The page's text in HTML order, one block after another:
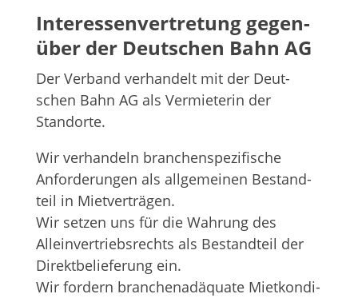
Inter­es­sen­ver­tre­tung gegen­
über der Deut­schen Bahn AG
Der Ver­band ver­han­delt mit der Deut­
schen Bahn AG als Ver­mie­te­rin der
Standorte.
Wir ver­han­deln bran­chen­spe­zi­fi­sche
Anfor­de­run­gen als all­ge­mei­nen Bestand­
teil in Miet­ver­trä­gen.
Wir set­zen uns für die Wah­rung des
Allein­ver­triebs­rechts als Bestand­teil der
Direkt­be­lie­fe­rung ein.
Wir for­dern bran­chen­ad­äquate Miet­kon­di­